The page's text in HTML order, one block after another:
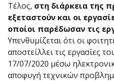
Τέλος, στη διάρκεια της
εξεταστούν και οι
οποίοι παρέδωσαν τις
Υπενθυμίζεται ότι οι
αποστείλλει τις εργασίες
17/07/2020 μέσω
αποφυγή τεχνικών